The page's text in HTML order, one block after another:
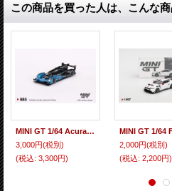
この商品を買った人は、こんな
MINI GT 1/64 Acura ARX-06 GTP IMSA Daytona 24 Hours 2023 #10 Konica Minolta Acura (LHD)
3,000円(税別)
(税込: 3,300円)
2,000円(税別)
(税込: 2,200円)